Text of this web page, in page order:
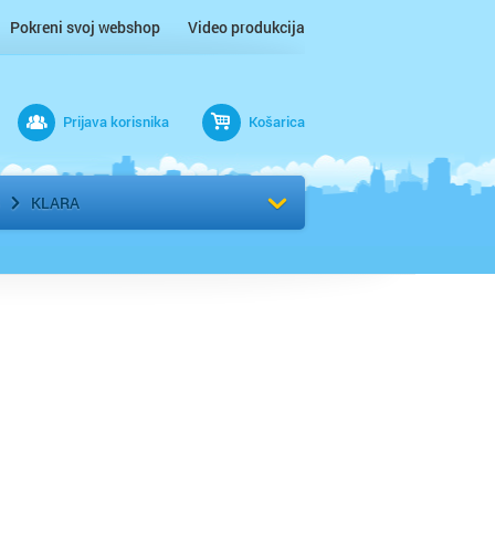
Pokreni svoj webshop Video produkcija
Prijava korisnika Košarica
KLARA